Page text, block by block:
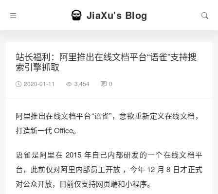
JiaXu's Blog
站长福利：阿里推出在线文档平台“语雀”支持搜
索引擎抓取
2020-01-11 3,454 0
阿里推出在线文档平台“语雀”，意欲重新定义在线文档，
打造新一代 Office。
语雀是阿里在 2015 年自己内部研发的一个在线文档平
台，此前仅对阿里内部员工开放 ，今年 12 月 8 日才正式
对公众开放，目前仅支持网页端和小程序。